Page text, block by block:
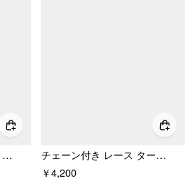
シフォン スカルプチャー ホルターネック レースアップ マキシ ボディコン ドレス スカーフ付き
チェーン付き レース タートルネック ラッフル バックレス キャミソール
￥4,200